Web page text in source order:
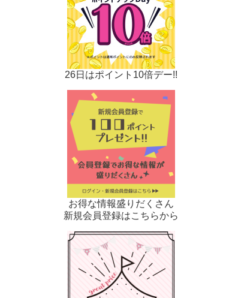
26日はポイント10倍デー!!
お得な情報盛りだくさん
新規会員登録はこちらから